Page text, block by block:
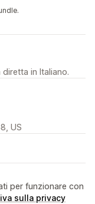
in Italiano.
US
per funzionare con
sulla privacy